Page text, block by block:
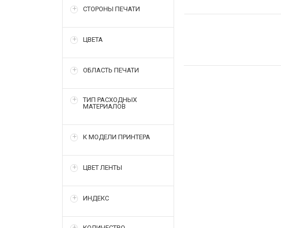
СТОРОНЫ ПЕЧАТИ
ЦВЕТА
ОБЛАСТЬ ПЕЧАТИ
ТИП РАСХОДНЫХ
МАТЕРИАЛОВ
К МОДЕЛИ ПРИНТЕРА
ЦВЕТ ЛЕНТЫ
ИНДЕКС